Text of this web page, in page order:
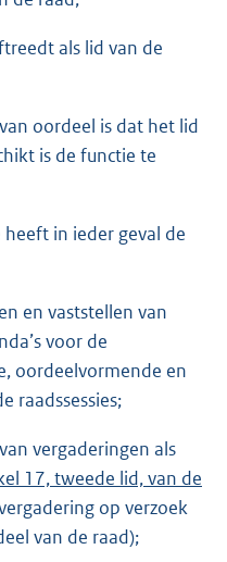
als lid van de
oordeel is dat het lid
is de functie te
in ieder geval de
en vaststellen van
voor de
oordeelvormende en
raadssessies;
vergaderingen als
17, tweede lid, van de
op verzoek
van de raad);